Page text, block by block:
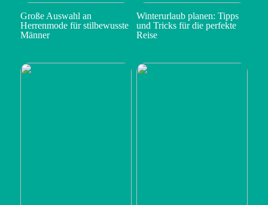
Große Auswahl an
Herrenmode für stilbewusste
Männer
Winterurlaub planen: Tipps
und Tricks für die perfekte
Reise